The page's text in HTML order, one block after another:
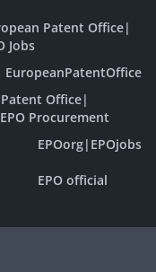
Patent Office|
Jobs
EuropeanPatentOffice
Office|
EPO Procurement
EPOorg| EPOjobs
EPO official